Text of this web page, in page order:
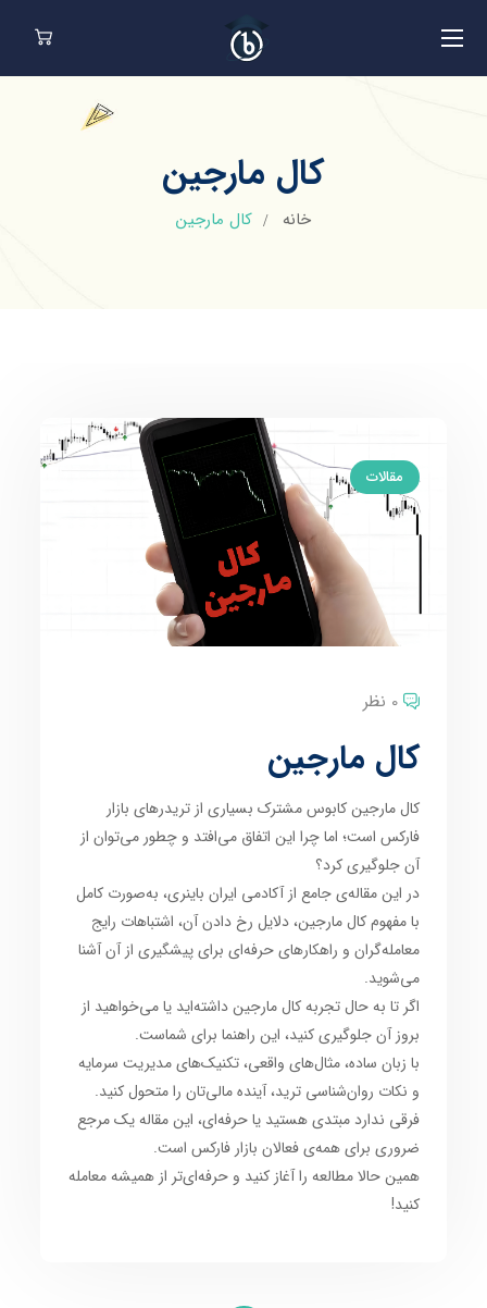
کال مارجین
خانه کال مارجین
مقالات
0 نظر
کال مارجین
کال مارجین کابوس مشترک بسیاری از تریدرهای بازار
فارکس است؛ اما چرا این اتفاق می‌افتد و چطور می‌توان از
آن جلوگیری کرد؟
در این مقاله‌ی جامع از آکادمی ایران باینری، به‌صورت کامل
با مفهوم کال مارجین، دلایل رخ دادن آن، اشتباهات رایج
معامله‌گران و راهکارهای حرفه‌ای برای پیشگیری از آن آشنا
می‌شوید.
اگر تا به حال تجربه کال مارجین داشته‌اید یا می‌خواهید از
بروز آن جلوگیری کنید، این راهنما برای شماست.
با زبان ساده، مثال‌های واقعی، تکنیک‌های مدیریت سرمایه
و نکات روان‌شناسی ترید، آینده مالی‌تان را متحول کنید.
فرقی ندارد مبتدی هستید یا حرفه‌ای، این مقاله یک مرجع
ضروری برای همه‌ی فعالان بازار فارکس است.
همین حالا مطالعه را آغاز کنید و حرفه‌ای‌تر از همیشه معامله
کنید!